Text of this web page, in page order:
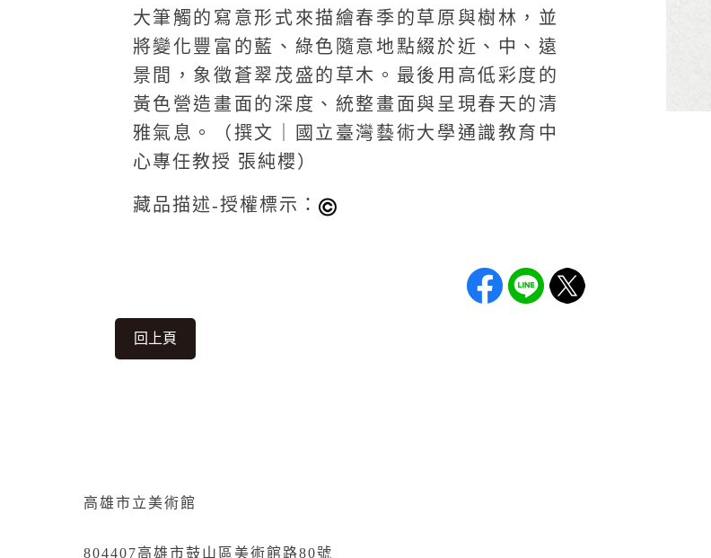
大筆觸的寫意形式來描繪春季的草原與樹林，並
將變化豐富的藍、綠色隨意地點綴於近、中、遠
景間，象徵蒼翠茂盛的草木。最後用高低彩度的
黃色營造畫面的深度、統整畫面與呈現春天的清
雅氣息。（撰文｜國立臺灣藝術大學通識教育中
心專任教授 張純櫻）
藏品描述-授權標示：
回上頁
高雄市立美術館
804407高雄市鼓山區美術館路80號